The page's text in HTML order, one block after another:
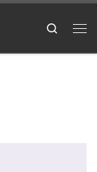
Search